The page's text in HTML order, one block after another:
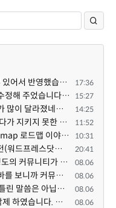
관리자 사용이 불편하다는 의견이 일부 있어서 반영했습니다 ㅎㅎ 8.4이상도 지원될 수 있도록 10.5.2 혹은 ... 17:36
faq 형태에서 오류가 있어서 fable이 수정해 주었습니다. 참고하세요. 증상 FAQ형 목록에서 항목을 펼치면 ... 15:27
최근에 업데이트했는데 관리자페이지가 많이 달라졌네요 여기서 모듈 설치하려고 하니 php 8.4.14버전이라 8... 14:25
예전에도 구체적인 타임라인을 언급했다가 지키지 못한 것에 죄송한 마음이 있다 보니 (코어 개발/운영 자체... 11:52
https://joinmastodon.org/ko/roadmap 로드맵 이야기가 나온김에 적자면 공홈에 대략적인 로드맵이 공개되어... 10:31
워드프레스도 설치형 버전과 SaaS 버전(워드프레스닷컴)은 다른 점이 많습니다. SaaS로 제공한다면 GPL 라이... 20:41
MANIA + 말씀하시는것 같네요! 8개 정도의 커뮤니티가 저 MANIA+ 기반으로 구축된거로 알고 있습니다. SaaS ... 08.06
그러고 보면 위폴인가요? 거기는 하단바를 보니까 커뮤니티 빌딩 SaaS 솔루션을 사용하고 있는거 같더라고요... 08.06
네 조언 감사드립니다. 보신 것 그대로 틀린 말씀은 아닙니다. 다만, 배포한 것에 대해 흥미가 떨어져서 뒷... 08.06
네 그런 부분으로 이어질만한 내용은 삭제 하였습니다. 불편을 드려 죄송합니다. 저희는 비즈니스 완성할 수... 08.06